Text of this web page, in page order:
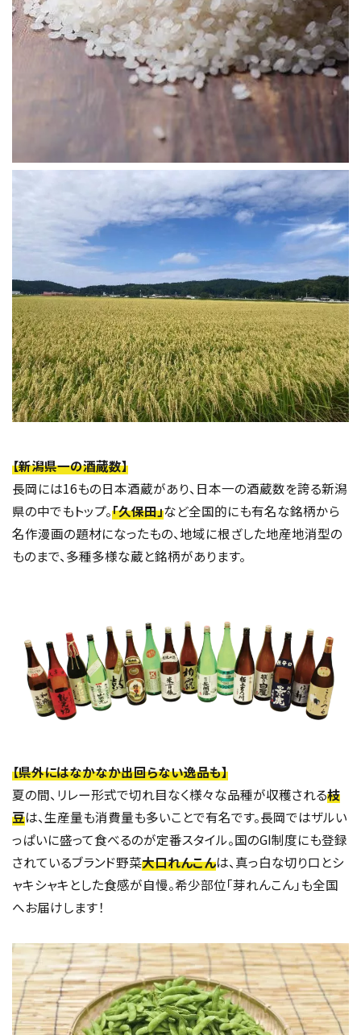
【新潟県一の酒蔵数】
長岡には16もの日本酒蔵があり、日本一の酒蔵数を誇る新潟
県の中でもトップ。「久保田」など全国的にも有名な銘柄から
名作漫画の題材になったもの、地域に根ざした地産地消型の
ものまで、多種多様な蔵と銘柄があります。
【県外にはなかなか出回らない逸品も】
夏の間、リレー形式で切れ目なく様々な品種が収穫される枝
豆は、生産量も消費量も多いことで有名です。長岡ではザルい
っぱいに盛って食べるのが定番スタイル。国のGI制度にも登録
されているブランド野菜大口れんこんは、真っ白な切り口とシ
ャキシャキとした食感が自慢。希少部位「芽れんこん」も全国
へお届けします！